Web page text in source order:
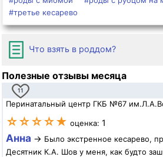
#третье кесарево
Что взять в роддом?
Полезные отзывы месяца
11
Перинатальный центр ГКБ №67
☆☆☆☆★ оценка: 1
Анна → Было экстренное кесарево,
Десятник К.А. Шов у меня, как будто